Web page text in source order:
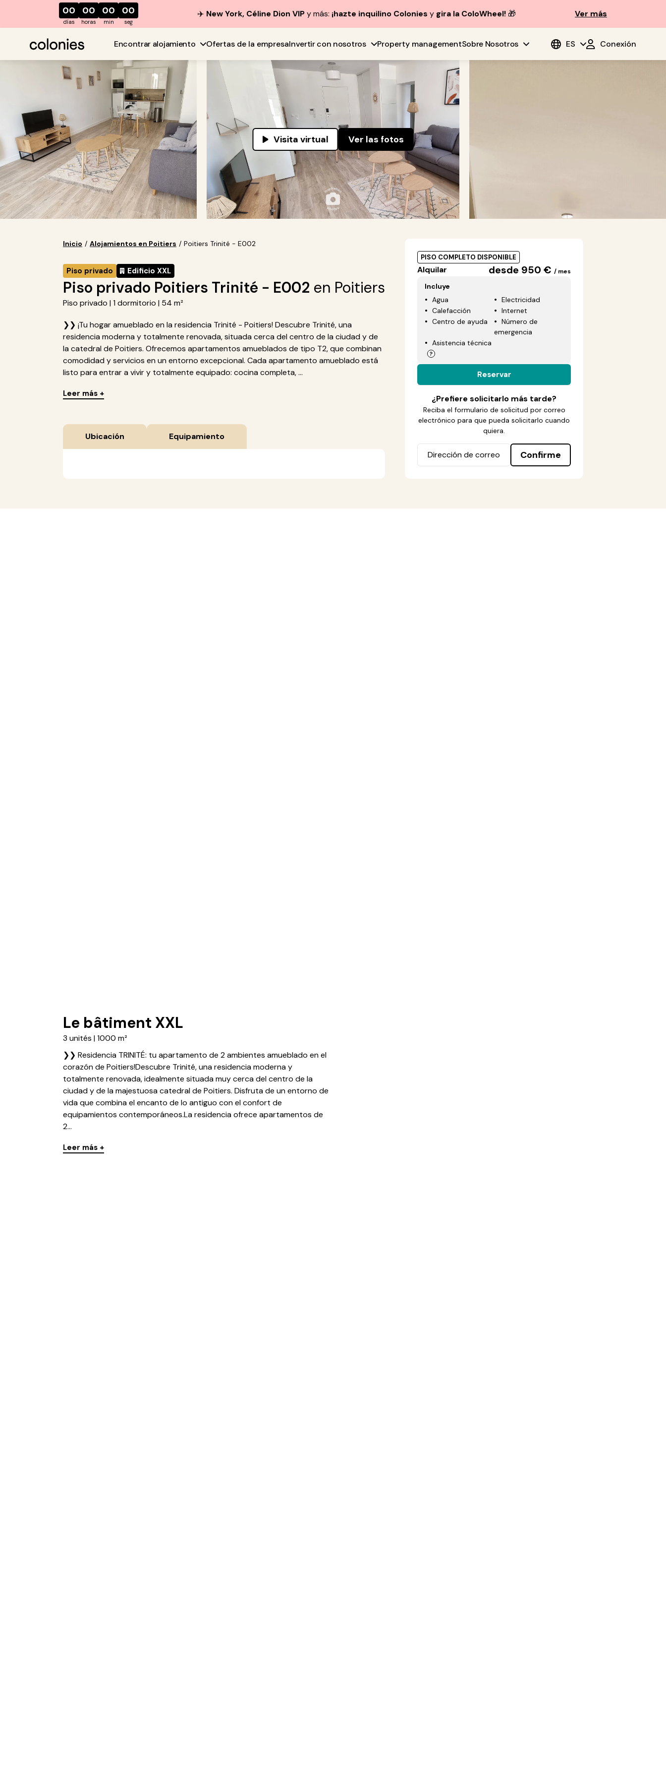
00
días
00
horas
00
min
00
seg
✈️ New York, Céline Dion VIPy más: ¡hazte inquilino Colonies y gira la ColoWheel! 🎁 Ver más
Encontrar alojamiento Ofertas de la empresaInvertir con nosotros Property managementSobre Nosotros ES Conexión
Visita virtual Ver las fotos
Inicio / Alojamientos en Poitiers / Poitiers Trinité - E002
Piso privado Edificio XXL
Piso privado Poitiers Trinité - E002 en Poitiers
Piso privado | 1 dormitorio | 54 m²
❯❯ ¡Tu hogar amueblado en la residencia Trinité - Poitiers! Descubre Trinité, una
residencia moderna y totalmente renovada, situada cerca del centro de la ciudad y de
la catedral de Poitiers. Ofrecemos apartamentos amueblados de tipo T2, que combinan
comodidad y servicios en un entorno excepcional. Cada apartamento amueblado está
listo para entrar a vivir y totalmente equipado: cocina completa, ...
Leer más +
Ubicación Equipamiento
PISO COMPLETO DISPONIBLE
Alquilar desde 950 € / mes
Incluye
Agua
Electricidad
Calefacción
Internet
Centro de ayuda
Número de
emergencia
Asistencia técnica
Reservar
¿Prefiere solicitarlo más tarde?
Reciba el formulario de solicitud por correo
electrónico para que pueda solicitarlo cuando
quiera.
Confirme
Le bâtiment XXL
3 unités | 1000 m²
❯❯ Residencia TRINITÉ: tu apartamento de 2 ambientes amueblado en el
corazón de Poitiers!Descubre Trinité, una residencia moderna y
totalmente renovada, idealmente situada muy cerca del centro de la
ciudad y de la majestuosa catedral de Poitiers. Disfruta de un entorno de
vida que combina el encanto de lo antiguo con el confort de
equipamientos contemporáneos.La residencia ofrece apartamentos de
2...
Leer más +